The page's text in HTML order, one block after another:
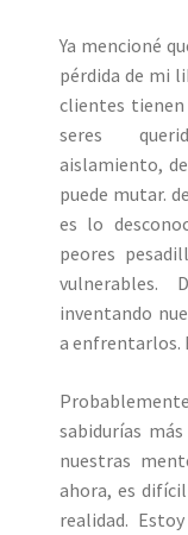
Ya mencioné
pérdida de mi
clientes tienen
seres
aislamiento,
puede mutar.
es lo
peores
vulnerables.
inventando
a enfrentarlos.
sabidurías
nuestras
ahora, es
realidad.